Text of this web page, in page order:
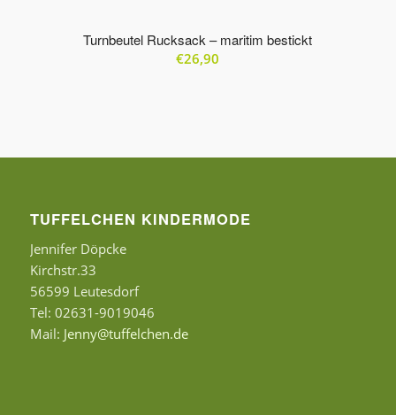
Turnbeutel Rucksack – maritim bestickt
€26,90
TUFFELCHEN KINDERMODE
Jennifer Döpcke
Kirchstr.33
56599 Leutesdorf
Tel: 02631-9019046
Mail: Jenny@tuffelchen.de